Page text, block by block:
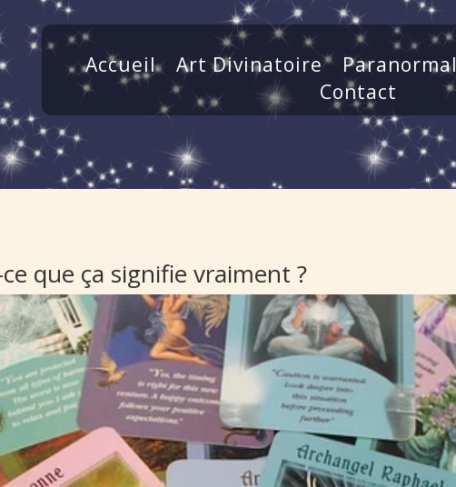
Accueil Art Divinatoire Paranormal
Contact
que ça signifie vraiment ?